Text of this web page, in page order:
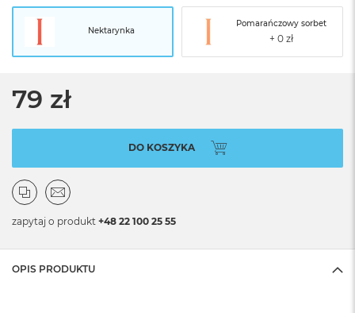
Nektarynka
Pomarańczowy sorbet
79 zł
DO KOSZYKA
zapytaj o produkt +48 22 100 25 55
OPIS PRODUKTU